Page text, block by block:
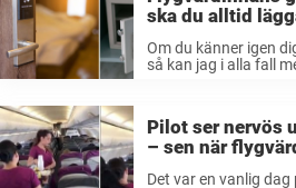
ska du alltid
Om du känner igen
så kan jag i alla fall
Pilot ser nervös
– sen när
är inte ett öga
Det var en vanlig